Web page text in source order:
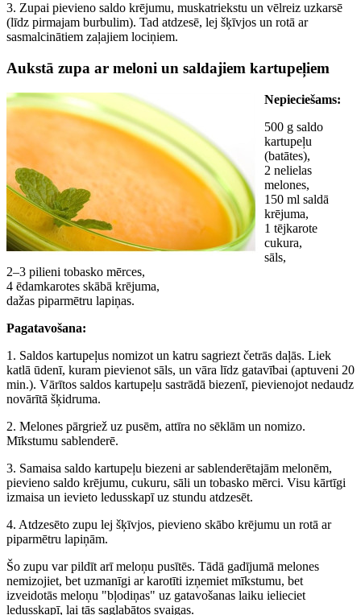
3. Zupai pievieno saldo krējumu, muskatriekstu un vēlreiz uzkarsē
(līdz pirmajam burbulim). Tad atdzesē, lej šķīvjos un rotā ar
sasmalcinātiem zaļajiem lociņiem.
Aukstā zupa ar meloni un saldajiem kartupeļiem
Nepieciešams:
500 g saldo
kartupeļu
(batātes),
2 nelielas
melones,
150 ml saldā
krējuma,
1 tējkarote
cukura,
sāls,
2–3 pilieni tobasko mērces,
4 ēdamkarotes skābā krējuma,
dažas piparmētru lapiņas.
Pagatavošana:
1. Saldos kartupeļus nomizot un katru sagriezt četrās daļās. Liek
katlā ūdenī, kuram pievienot sāls, un vāra līdz gatavībai (aptuveni 20
min.). Vārītos saldos kartupeļu sastrādā biezenī, pievienojot nedaudz
novārītā šķidruma.
2. Melones pārgriež uz pusēm, attīra no sēklām un nomizo.
Mīkstumu sablenderē.
3. Samaisa saldo kartupeļu biezeni ar sablenderētajām melonēm,
pievieno saldo krējumu, cukuru, sāli un tobasko mērci. Visu kārtīgi
izmaisa un ievieto ledusskapī uz stundu atdzesēt.
4. Atdzesēto zupu lej šķīvjos, pievieno skābo krējumu un rotā ar
piparmētru lapiņām.
Šo zupu var pildīt arī meloņu pusītēs. Tādā gadījumā melones
nemizojiet, bet uzmanīgi ar karotīti izņemiet mīkstumu, bet
izveidotās meloņu "bļodiņas" uz gatavošanas laiku ielieciet
ledusskapī, lai tās saglabātos svaigas.